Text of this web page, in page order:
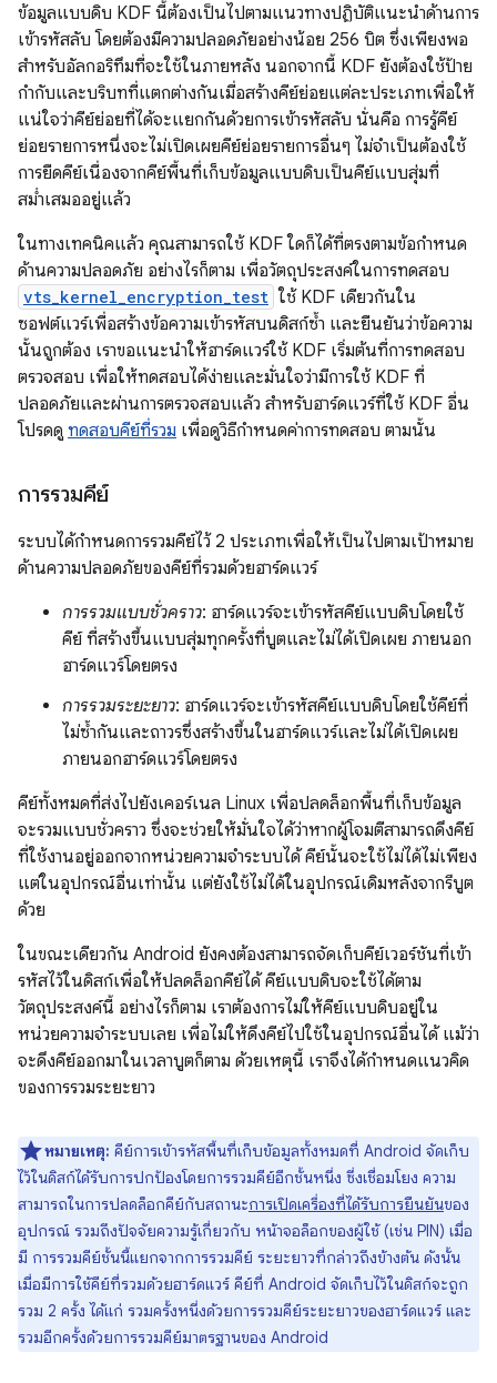
ข้อมูลแบบดิบ KDF นี้ต้องเป็นไปตามแนวทางปฏิบัติแนะนำด้านการ
เข้ารหัสลับ โดยต้องมีความปลอดภัยอย่างน้อย 256 บิต ซึ่งเพียงพอ
สำหรับอัลกอริทึมที่จะใช้ในภายหลัง นอกจากนี้ KDF ยังต้องใช้ป้าย
กำกับและบริบทที่แตกต่างกันเมื่อสร้างคีย์ย่อยแต่ละประเภทเพื่อให้
แน่ใจว่าคีย์ย่อยที่ได้จะแยกกันด้วยการเข้ารหัสลับ นั่นคือ การรู้คีย์
ย่อยรายการหนึ่งจะไม่เปิดเผยคีย์ย่อยรายการอื่นๆ ไม่จำเป็นต้องใช้
การยืดคีย์เนื่องจากคีย์พื้นที่เก็บข้อมูลแบบดิบเป็นคีย์แบบสุ่มที่
สม่ำเสมออยู่แล้ว
ในทางเทคนิคแล้ว คุณสามารถใช้ KDF ใดก็ได้ที่ตรงตามข้อกำหนด
ด้านความปลอดภัย อย่างไรก็ตาม เพื่อวัตถุประสงค์ในการทดสอบ
vts_kernel_encryption_test ใช้ KDF เดียวกันใน
ซอฟต์แวร์เพื่อสร้างข้อความเข้ารหัสบนดิสก์ซ้ำ และยืนยันว่าข้อความ
นั้นถูกต้อง เราขอแนะนำให้ฮาร์ดแวร์ใช้ KDF เริ่มต้นที่การทดสอบ
ตรวจสอบ เพื่อให้ทดสอบได้ง่ายและมั่นใจว่ามีการใช้ KDF ที่
ปลอดภัยและผ่านการตรวจสอบแล้ว สำหรับฮาร์ดแวร์ที่ใช้ KDF อื่น
โปรดดู ทดสอบคีย์ที่รวม เพื่อดูวิธีกำหนดค่าการทดสอบ ตามนั้น
การรวมคีย์
ระบบได้กำหนดการรวมคีย์ไว้ 2 ประเภทเพื่อให้เป็นไปตามเป้าหมาย
ด้านความปลอดภัยของคีย์ที่รวมด้วยฮาร์ดแวร์
การรวมแบบชั่วคราว: ฮาร์ดแวร์จะเข้ารหัสคีย์แบบดิบโดยใช้
คีย์ ที่สร้างขึ้นแบบสุ่มทุกครั้งที่บูตและไม่ได้เปิดเผย ภายนอก
ฮาร์ดแวร์โดยตรง
การรวมระยะยาว: ฮาร์ดแวร์จะเข้ารหัสคีย์แบบดิบโดยใช้คีย์ที่
ไม่ซ้ำกันและถาวรซึ่งสร้างขึ้นในฮาร์ดแวร์และไม่ได้เปิดเผย
ภายนอกฮาร์ดแวร์โดยตรง
คีย์ทั้งหมดที่ส่งไปยังเคอร์เนล Linux เพื่อปลดล็อกพื้นที่เก็บข้อมูล
จะรวมแบบชั่วคราว ซึ่งจะช่วยให้มั่นใจได้ว่าหากผู้โจมตีสามารถดึงคีย์
ที่ใช้งานอยู่ออกจากหน่วยความจำระบบได้ คีย์นั้นจะใช้ไม่ได้ไม่เพียง
แต่ในอุปกรณ์อื่นเท่านั้น แต่ยังใช้ไม่ได้ในอุปกรณ์เดิมหลังจากรีบูต
ด้วย
ในขณะเดียวกัน Android ยังคงต้องสามารถจัดเก็บคีย์เวอร์ชันที่เข้า
รหัสไว้ในดิสก์เพื่อให้ปลดล็อกคีย์ได้ คีย์แบบดิบจะใช้ได้ตาม
วัตถุประสงค์นี้ อย่างไรก็ตาม เราต้องการไม่ให้คีย์แบบดิบอยู่ใน
หน่วยความจำระบบเลย เพื่อไม่ให้ดึงคีย์ไปใช้ในอุปกรณ์อื่นได้ แม้ว่า
จะดึงคีย์ออกมาในเวลาบูตก็ตาม ด้วยเหตุนี้ เราจึงได้กำหนดแนวคิด
ของการรวมระยะยาว
หมายเหตุ: คีย์การเข้ารหัสพื้นที่เก็บข้อมูลทั้งหมดที่ Android จัดเก็บ
ไว้ในดิสก์ได้รับการปกป้องโดยการรวมคีย์อีกชั้นหนึ่ง ซึ่งเชื่อมโยง ความ
สามารถในการปลดล็อกคีย์กับสถานะการเปิดเครื่องที่ได้รับการยืนยันของ
อุปกรณ์ รวมถึงปัจจัยความรู้เกี่ยวกับ หน้าจอล็อกของผู้ใช้ (เช่น PIN) เมื่อ
มี การรวมคีย์ชั้นนี้แยกจากการรวมคีย์ ระยะยาวที่กล่าวถึงข้างต้น ดังนั้น
เมื่อมีการใช้คีย์ที่รวมด้วยฮาร์ดแวร์ คีย์ที่ Android จัดเก็บไว้ในดิสก์จะถูก
รวม 2 ครั้ง ได้แก่ รวมครั้งหนึ่งด้วยการรวมคีย์ระยะยาวของฮาร์ดแวร์ และ
รวมอีกครั้งด้วยการรวมคีย์มาตรฐานของ Android